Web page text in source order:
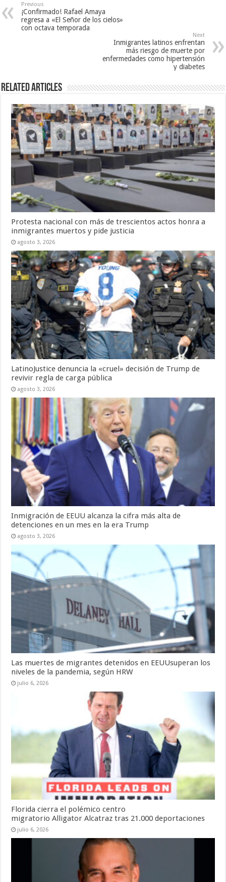
Previous
¡Confirmado! Rafael Amaya
regresa a «El Señor de los cielos»
con octava temporada
Next
Inmigrantes latinos enfrentan
más riesgo de muerte por
enfermedades como hipertensión
y diabetes
Related Articles
Protesta nacional con más de trescientos actos honra a
inmigrantes muertos y pide justicia
agosto 3, 2026
LatinoJustice denuncia la «cruel» decisión de Trump de
revivir regla de carga pública
agosto 3, 2026
Inmigración de EEUU alcanza la cifra más alta de
detenciones en un mes en la era Trump
agosto 3, 2026
Las muertes de migrantes detenidos en EEUUsuperan los
niveles de la pandemia, según HRW
julio 6, 2026
Florida cierra el polémico centro
migratorio Alligator Alcatraz tras 21.000 deportaciones
julio 6, 2026